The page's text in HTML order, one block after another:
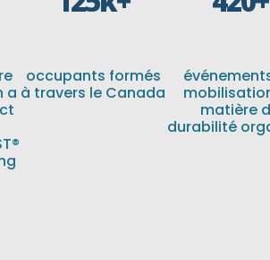
a
occupants formés
à travers le Canada
matière
durabilité